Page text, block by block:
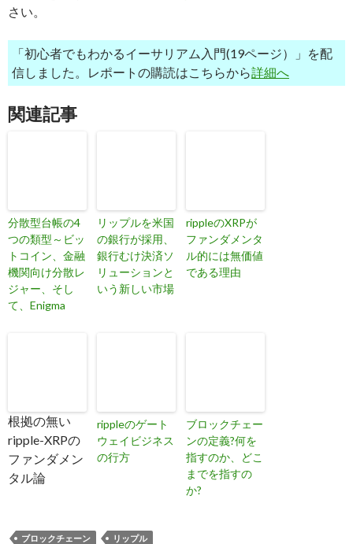
さい。
「初心者でもわかるイーサリアム入門(19ページ）」を配
信しました。レポートの購読はこちらから詳細へ
関連記事
分散型台帳の4
つの類型～ビッ
トコイン、金融
機関向け分散レ
ジャー、そし
て、Enigma
リップルを米国
の銀行が採用、
銀行むけ決済ソ
リューションと
いう新しい市場
rippleのXRPが
ファンダメンタ
ル的には無価値
である理由
根拠の無い
ripple-XRPの
ファンダメン
タル論
rippleのゲート
ウェイビジネス
の行方
ブロックチェー
ンの定義?何を
指すのか、どこ
までを指すの
か?
ブロックチェーン リップル